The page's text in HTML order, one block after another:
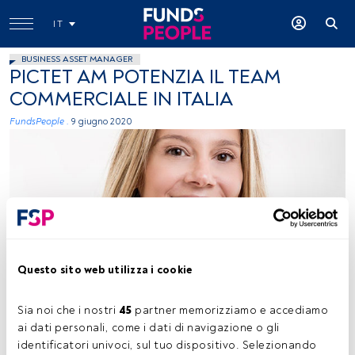
Questo sito web utilizza i cookie
Sia noi che i nostri 45 partner memorizziamo e accediamo
ai dati personali, come i dati di navigazione o gli
identificatori univoci, sul tuo dispositivo. Selezionando
IT
BUSINESS ASSET MANAGER
PICTET AM POTENZIA IL TEAM
COMMERCIALE IN ITALIA
FundsPeople . 9 giugno 2020
Desirée Scarabelli, immagine concessa (Pictet AM)
Tempo di lettura:2 min.